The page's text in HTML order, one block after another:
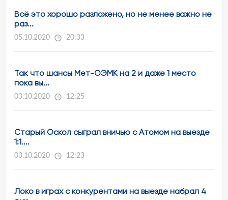
Всё это хорошо разложено, но не менее важно не
раз...
05.10.2020 20:33
Так что шансы Мет-ОЭМК на 2 и даже 1 место
пока вы...
03.10.2020 12:25
Старый Оскол сыграл вничью с Атомом на выезде
1:1....
03.10.2020 12:23
Локо в играх с конкурентами на выезде набрал 4